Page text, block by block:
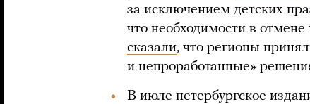
за исключением детских
что необходимости в
сказали, что регионы
и непроработанные»
В июле петербургское